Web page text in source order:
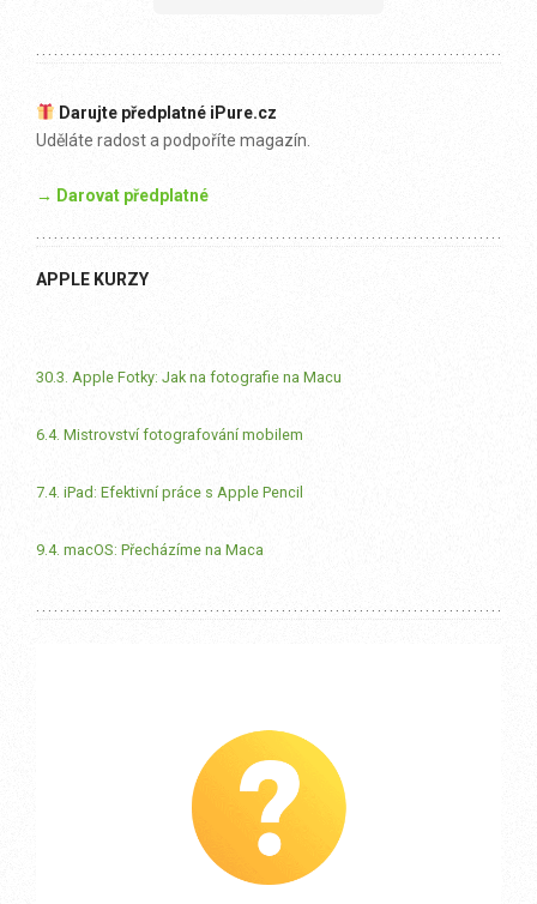
Darujte předplatné iPure.cz
Uděláte radost a podpoříte magazín.
→ Darovat předplatné
APPLE KURZY
30.3. Apple Fotky: Jak na fotografie na Macu
6.4. Mistrovství fotografování mobilem
7.4. iPad: Efektivní práce s Apple Pencil
9.4. macOS: Přecházíme na Maca